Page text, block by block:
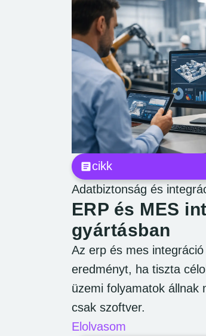
cikk
Adatbiztonság és
ERP és MES
gyártásban
Az erp és mes
eredményt, ha tiszta
üzemi folyamatok állnak
csak szoftver.
Elolvasom